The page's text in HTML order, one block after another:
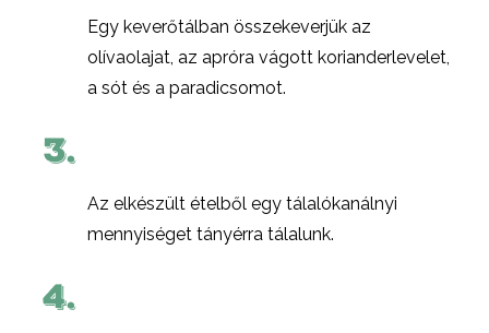
Egy keverőtálban összekeverjük az
olívaolajat, az apróra vágott korianderlevelet,
a sót és a paradicsomot.
3.
Az elkészült ételből egy tálalókanálnyi
mennyiséget tányérra tálalunk.
4.